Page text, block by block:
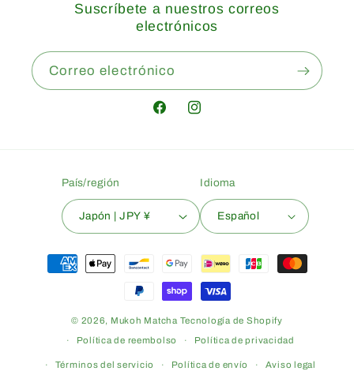
Suscríbete a nuestros correos
electrónicos
Correo electrónico
FacebookInstagram
País/región
Japón | JPY ¥
Idioma
Español
Formas
© 2026, Mukoh Matcha Tecnología de Shopify
Política de reembolso Política de privacidad
Términos del servicio Política de envío Aviso legal